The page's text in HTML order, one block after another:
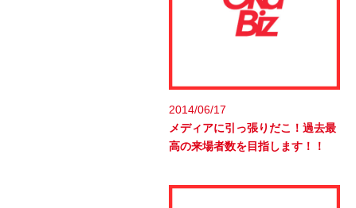
2014/06/17
メディアに引っ張りだこ！過去最
高の来場者数を目指します！！